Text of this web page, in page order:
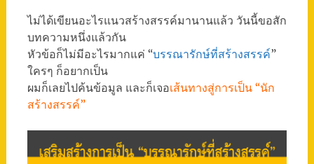
ไม่ได้เขียนอะไรแนวสร้างสรรค์มานานแล้ว วันนี้ขอสัก
บทความหนึ่งแล้วกัน
หัวข้อก็ไม่มีอะไรมากแค่ “บรรณารักษ์ที่สร้างสรรค์”
ใครๆ ก็อยากเป็น
ผมก็เลยไปค้นข้อมูล และก็เจอเส้นทางสู่การเป็น “นัก
สร้างสรรค์”